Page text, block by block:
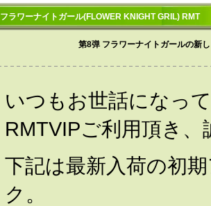
フラワーナイトガール(FLOWER KNIGHT GRIL) RMT
第8弹 フラワーナイトガールの新
いつもお世話になっ
RMTVIPご利用頂き
下記は最新入荷の初期
ク。